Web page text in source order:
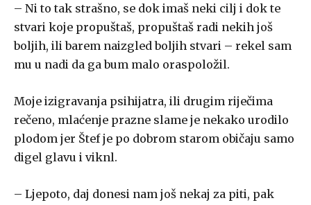
– Ni to tak strašno, se dok imaš neki cilj i dok te
stvari koje propuštaš, propuštaš radi nekih još
boljih, ili barem naizgled boljih stvari – rekel sam
mu u nadi da ga bum malo oraspoložil.
Moje izigravanja psihijatra, ili drugim riječima
rečeno, mlaćenje prazne slame je nekako urodilo
plodom jer Štef je po dobrom starom običaju samo
digel glavu i viknl.
– Ljepoto, daj donesi nam još nekaj za piti, pak